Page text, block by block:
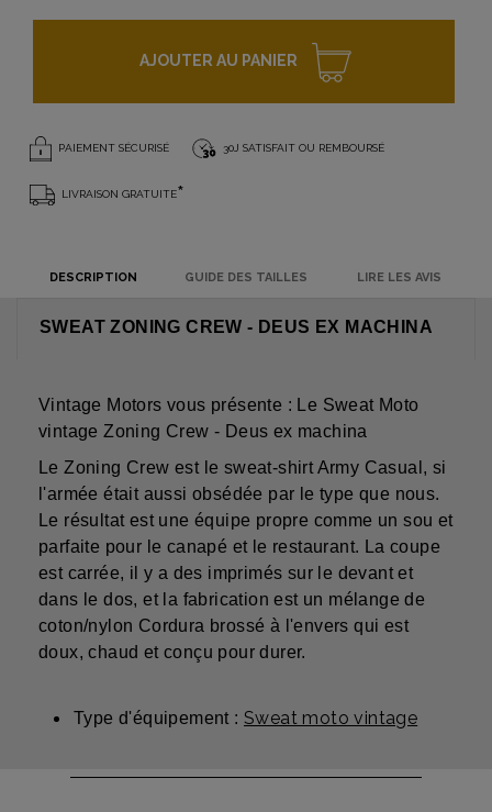
AJOUTER AU PANIER
PAIEMENT SÉCURISÉ 30J SATISFAIT OU REMBOURSÉ
LIVRAISON GRATUITE*
DESCRIPTION GUIDE DES TAILLES LIRE LES AVIS
SWEAT ZONING CREW - DEUS EX MACHINA
Vintage Motors vous présente : Le Sweat Moto
vintage Zoning Crew - Deus ex machina
Le Zoning Crew est le sweat-shirt Army Casual, si
l'armée était aussi obsédée par le type que nous.
Le résultat est une équipe propre comme un sou et
parfaite pour le canapé et le restaurant. La coupe
est carrée, il y a des imprimés sur le devant et
dans le dos, et la fabrication est un mélange de
coton/nylon Cordura brossé à l'envers qui est
doux, chaud et conçu pour durer.
Type d'équipement : Sweat moto vintage